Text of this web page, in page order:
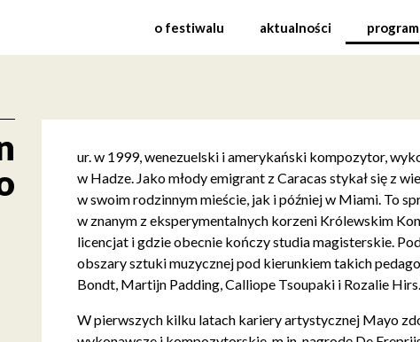
Festiwal
o festiwalu aktualności program
ur. w 1999, wenezuelski i amerykański kompozytor,
w Hadze. Jako młody emigrant z Caracas stykał się z
w swoim rodzinnym mieście, jak i później w Miami. To
w znanym z eksperymentalnych korzeni Królewskim
licencjat i gdzie obecnie kończy studia magisterskie.
obszary sztuki muzycznej pod kierunkiem takich
Bondt, Martijn Padding, Calliope Tsoupaki i Rozalie Hirs.
W pierwszych kilku latach kariery artystycznej Mayo